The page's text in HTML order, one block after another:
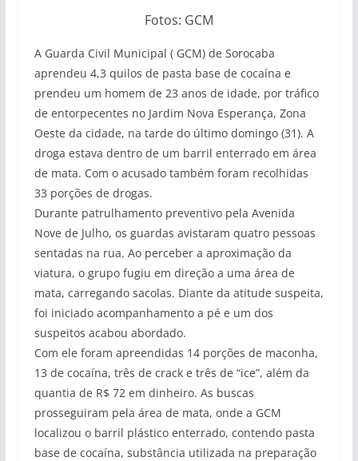
Fotos: GCM
A Guarda Civil Municipal ( GCM) de Sorocaba
aprendeu 4,3 quilos de pasta base de cocaína e
prendeu um homem de 23 anos de idade, por tráfico
de entorpecentes no Jardim Nova Esperança, Zona
Oeste da cidade, na tarde do último domingo (31). A
droga estava dentro de um barril enterrado em área
de mata. Com o acusado também foram recolhidas
33 porções de drogas.
Durante patrulhamento preventivo pela Avenida
Nove de Julho, os guardas avistaram quatro pessoas
sentadas na rua. Ao perceber a aproximação da
viatura, o grupo fugiu em direção a uma área de
mata, carregando sacolas. Diante da atitude suspeita,
foi iniciado acompanhamento a pé e um dos
suspeitos acabou abordado.
Com ele foram apreendidas 14 porções de maconha,
13 de cocaína, três de crack e três de “ice”, além da
quantia de R$ 72 em dinheiro. As buscas
prosseguiram pela área de mata, onde a GCM
localizou o barril plástico enterrado, contendo pasta
base de cocaína, substância utilizada na preparação